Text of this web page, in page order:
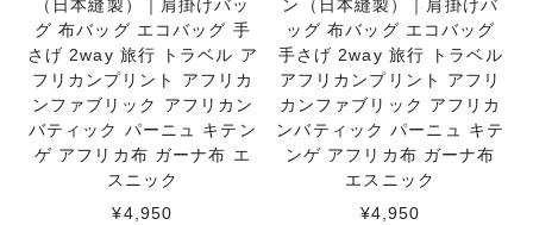
（日本縫製）｜肩掛けバッ
グ 布バッグ エコバッグ 手
さげ 2way 旅行 トラベル ア
フリカンプリント アフリカ
ンファブリック アフリカン
バティック パーニュ キテン
ゲ アフリカ布 ガーナ布 エ
スニック
¥4,950
ン（日本縫製）｜肩掛けバ
ッグ 布バッグ エコバッグ
手さげ 2way 旅行 トラベル
アフリカンプリント アフリ
カンファブリック アフリカ
ンバティック パーニュ キテ
ンゲ アフリカ布 ガーナ布
エスニック
¥4,950